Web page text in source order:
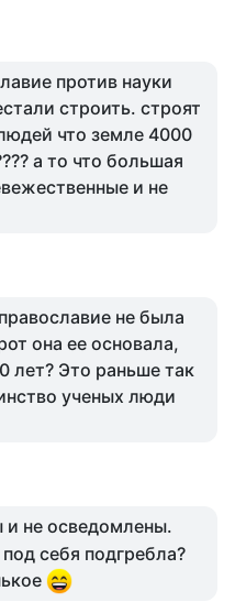
против науки
строить. строят
что земле 4000
а то что большая
и не
не была
она ее основала,
лет? Это раньше так
ученых люди
и не осведомлены.
себя подгребла?